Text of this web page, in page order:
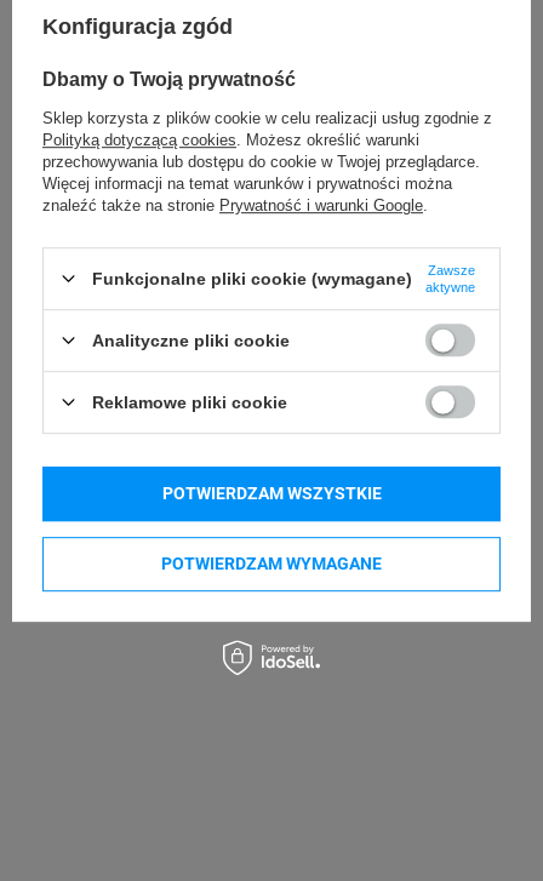
39,00 zł
DO KOSZYKA
Konfiguracja zgód
Dbamy o Twoją prywatność
Sklep korzysta z plików cookie w celu realizacji usług zgodnie z
Polityką dotyczącą cookies . Możesz określić warunki
przechowywania lub dostępu do cookie w Twojej przeglądarce.
Więcej informacji na temat warunków i prywatności można
znaleźć także na stronie Prywatność i warunki Google
Funkcjonalne pliki cookie (wymagane)
Zawsze
aktywne
Analityczne pliki cookie
Reklamowe pliki cookie
POTWIERDZAM WYMAGANE
POTWIERDZAM WSZYSTKIE